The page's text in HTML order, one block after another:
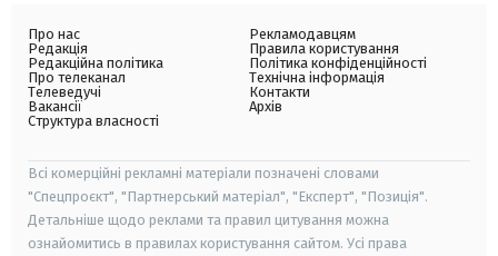
Про нас
Редакція
Редакційна політика
Про телеканал
Телеведучі
Вакансії
Структура власності
Рекламодавцям
Правила користування
Політика конфіденційності
Технічна інформація
Контакти
Архів
Всі комерційні рекламні матеріали позначені словами
"Спецпроєкт", "Партнерський матеріал", "Експерт", "Позиція".
Детальніше щодо реклами та правил цитування можна
ознайомитись в правилах користування сайтом. Усі права